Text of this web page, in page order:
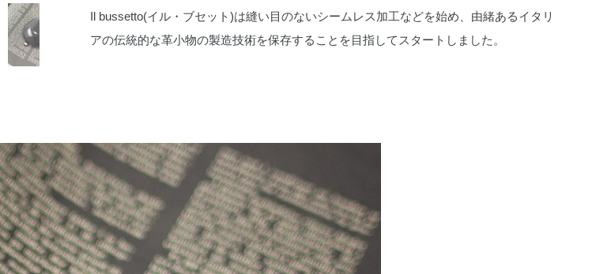
Il bussetto(イル・ブセット)は縫い目のないシームレス加工などを始め、由緒あるイタリ
アの伝統的な革小物の製造技術を保存することを目指してスタートしました。